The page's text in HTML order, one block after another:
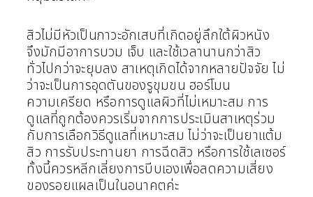
สิวไม่มีหัวเป็นภาวะอักเสบที่เกิดอยู่ลึกใต้ผิวหนัง
จึงมักมีอาการบวม เจ็บ และใช้เวลานานกว่าสิว
ทั่วไปกว่าจะยุบลง สาเหตุเกิดได้จากหลายปัจจัย ไม่
ว่าจะเป็นการอุดตันของรูขุมขน ฮอร์โมน
ความเครียด หรือการดูแลผิวที่ไม่เหมาะสม การ
ดูแลที่ถูกต้องควรเริ่มจากการประเมินสาเหตุร่วม
กับการเลือกวิธีดูแลที่เหมาะสม ไม่ว่าจะเป็นยาแต้ม
สิว การรับประทานยา การฉีดสิว หรือการใช้เลเซอร์
ทั้งนี้ควรหลีกเลี่ยงการบีบเองเพื่อลดความเสี่ยง
ของรอยแผลเป็นในอนาคตค่ะ